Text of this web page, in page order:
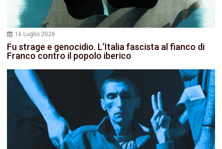
16 Luglio 2026
Fu strage e genocidio. L’Italia fascista al fianco di
Franco contro il popolo iberico